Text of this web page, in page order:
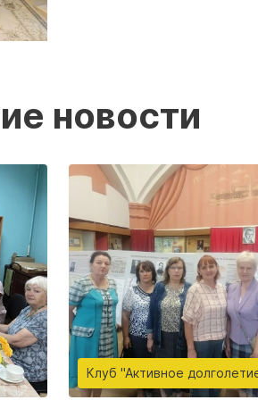
новости
Клуб "Активное